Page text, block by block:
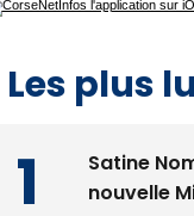
Les plus lus